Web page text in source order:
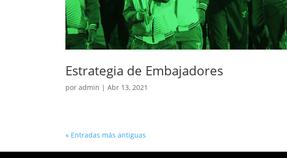
Estrategia de Embajadores
poradmin |Abr 13, 2021
« Entradas más antiguas